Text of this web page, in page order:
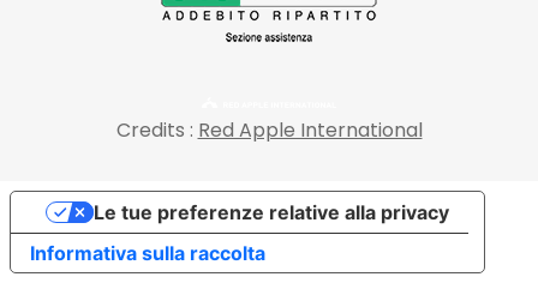
Credits : Red Apple International
Informativa sulla raccolta
Le tue preferenze relative alla privacy